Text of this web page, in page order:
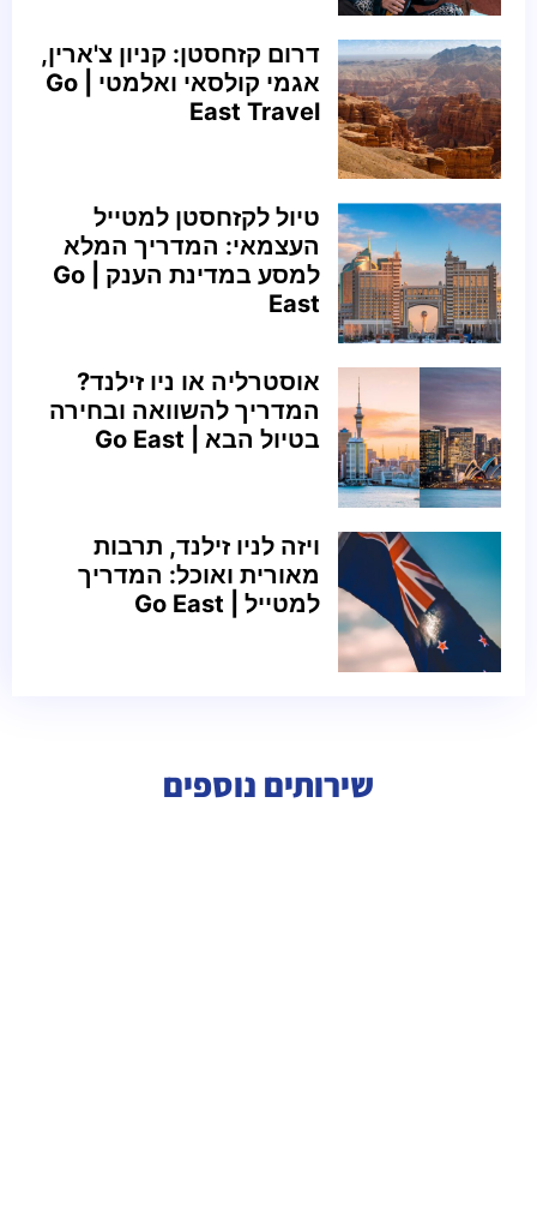
דרום קזחסטן: קניון צ'ארין,
אגמי קולסאי ואלמטי | Go
East Travel
טיול לקזחסטן למטייל
העצמאי: המדריך המלא
למסע במדינת הענק | Go
East
אוסטרליה או ניו זילנד?
המדריך להשוואה ובחירה
בטיול הבא | Go East
ויזה לניו זילנד, תרבות
מאורית ואוכל: המדריך
למטייל | Go East
שירותים נוספים